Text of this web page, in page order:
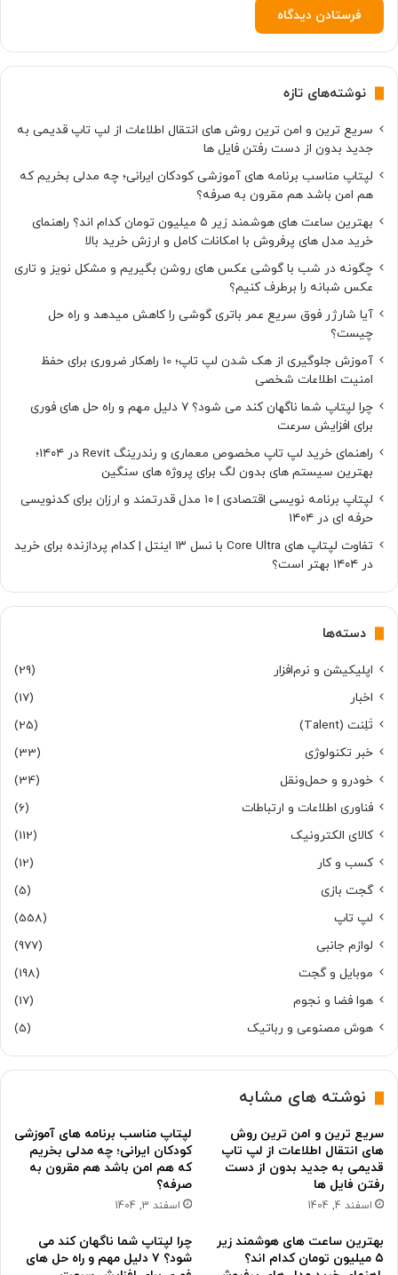
نوشته‌های تازه
سریع ترین و امن ترین روش های انتقال اطلاعات از لپ تاپ قدیمی به
جدید بدون از دست رفتن فایل ها
لپتاپ مناسب برنامه های آموزشی کودکان ایرانی؛ چه مدلی بخریم که
هم امن باشد هم مقرون به صرفه؟
بهترین ساعت های هوشمند زیر ۵ میلیون تومان کدام اند؟ راهنمای
خرید مدل های پرفروش با امکانات کامل و ارزش خرید بالا
چگونه در شب با گوشی عکس های روشن بگیریم و مشکل نویز و تاری
عکس شبانه را برطرف کنیم؟
آیا شارژر فوق سریع عمر باتری گوشی را کاهش میدهد و راه حل
چیست؟
آموزش جلوگیری از هک شدن لپ تاپ؛ 10 راهکار ضروری برای حفظ
امنیت اطلاعات شخصی
چرا لپتاپ شما ناگهان کند می شود؟ ۷ دلیل مهم و راه حل های فوری
برای افزایش سرعت
راهنمای خرید لپ تاپ مخصوص معماری و رندرینگ Revit در ۱۴۰۴؛
بهترین سیستم های بدون لگ برای پروژه های سنگین
لپتاپ برنامه نویسی اقتصادی | ۱۰ مدل قدرتمند و ارزان برای کدنویسی
حرفه ای در ۱۴۰۴
تفاوت لپتاپ های Core Ultra با نسل ۱۳ اینتل | کدام پردازنده برای خرید
در ۱۴۰۴ بهتر است؟
دسته‌ها
اپلیکیشن و نرم‌افزار
(29)
اخبار
(17)
تَلِنت (Talent)
(25)
خبر تکنولوژی
(33)
خودرو و حمل‌و‌نقل
(34)
فناوری اطلاعات و ارتباطات
(6)
کالای الکترونیک
(112)
کسب و کار
(12)
گجت بازی
(5)
لپ تاپ
(558)
لوازم جانبی
(977)
موبایل و گجت
(198)
هوا فضا و نجوم
(17)
هوش مصنوعی و رباتیک
(5)
نوشته های مشابه
سریع ترین و امن ترین روش
های انتقال اطلاعات از لپ تاپ
قدیمی به جدید بدون از دست
رفتن فایل ها
اسفند 4, 1404
لپتاپ مناسب برنامه های آموزشی
کودکان ایرانی؛ چه مدلی بخریم
که هم امن باشد هم مقرون به
صرفه؟
اسفند 3, 1404
بهترین ساعت های هوشمند زیر
۵ میلیون تومان کدام اند؟
چرا لپتاپ شما ناگهان کند می
شود؟ ۷ دلیل مهم و راه حل های